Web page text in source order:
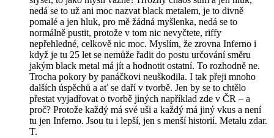
nedá se to už ani moc nazvat black metalem, je to divně
pomalé a jen hluk, pro mě žádná myšlenka, nedá se to
normálně pustit, protože v tom nic nevyčtete, riffy
nepřehledné, celkově nic moc. Myslím, že zrovna Inferno i
když je tu 25 let se nemůže řadit do postu určování směru
jakým black metal má jít a hodnotit ostatní. To rozhodně ne.
Trocha pokory by panáčkovi neuškodila. I tak přeji mnoho
dalších úspěchů a ať se daří v tvorbě. Jen by se to chtělo
přestat vyjadřovat o tvorbě jiných například zde v ČR – a
proč? Protože každý má své uši a každý má jiný vkus a není
tu jen Inferno. Jsou tu i lepší, jen s menší historií. Metalu zdar.
T.